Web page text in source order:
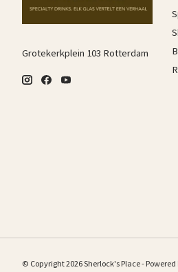
Grotekerkplein 103 Rotterdam
© Copyright 2026 Sherlock's Place - Powered